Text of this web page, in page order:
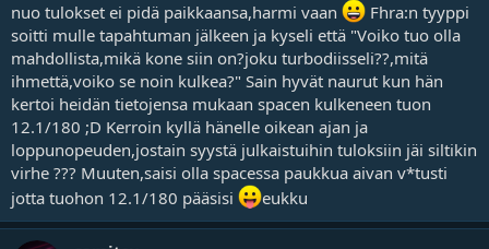
nuo tulokset ei pidä paikkaansa,harmi vaan
Fhra:n tyyppi
soitti mulle tapahtuman jälkeen ja kyseli että "Voiko tuo olla
mahdollista,mikä kone siin on?joku turbodiisseli??,mitä
ihmettä,voiko se noin kulkea?" Sain hyvät naurut kun hän
kertoi heidän tietojensa mukaan spacen kulkeneen tuon
12.1/180 ;D Kerroin kyllä hänelle oikean ajan ja
loppunopeuden,jostain syystä julkaistuihin tuloksiin jäi siltikin
virhe ??? Muuten,saisi olla spacessa paukkua aivan v*tusti
jotta tuohon 12.1/180 pääsisi
eukku